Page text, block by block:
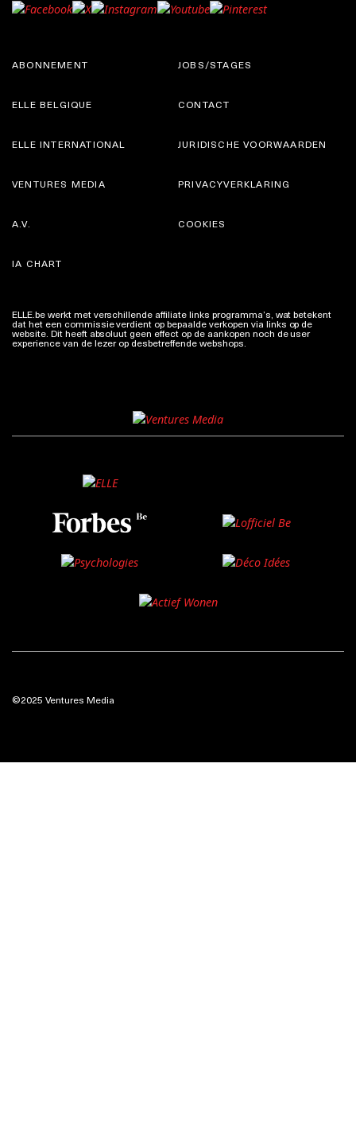
ABONNEMENT
ELLE BELGIQUE
JOBS/STAGES
CONTACT
ELLE INTERNATIONAL
VENTURES MEDIA
JURIDISCHE VOORWAARDEN
PRIVACYVERKLARING
A.V.
IA CHART
COOKIES
ELLE.be werkt met verschillende affiliate links programma’s, wat betekent
dat het een commissie verdient op bepaalde verkopen via links op de
website. Dit heeft absoluut geen effect op de aankopen noch de user
experience van de lezer op desbetreffende webshops.
©2025 Ventures Media